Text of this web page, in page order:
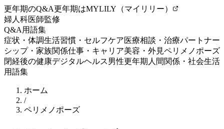
更年期のQ&A更年期はMYLILY（マイリリー）
婦人科医師監修
Q&A 用語集
症状・体調生活習慣・セルフケア医療相談・治療パートナー
シップ・家族関係仕事・キャリア美容・外見ペリメノポーズ
閉経後の健康デジタルヘルス男性更年期 人間関係・社会生活
用語集
ホーム
/
ペリメノポーズ